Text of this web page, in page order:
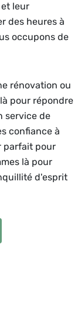
leur
des heures à
occupons de
rénovation ou
pour répondre
service de
confiance à
parfait pour
là pour
d'esprit